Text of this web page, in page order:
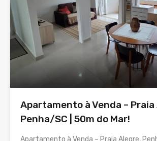
Apartamento à Venda – Praia
Penha/SC | 50m do Mar!
Apartamento à Venda – Praia Alegre,